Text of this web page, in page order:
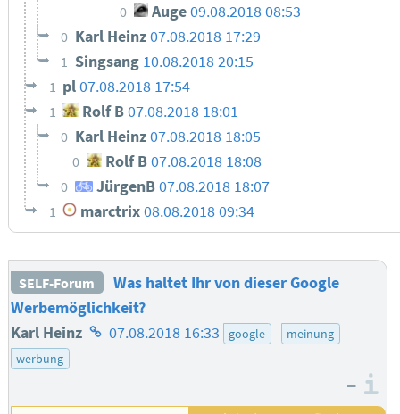
0 Auge 09.08.2018 08:53
0 Karl Heinz07.08.2018 17:29
1 Singsang 10.08.2018 20:15
1 pl07.08.2018 17:54
1 Rolf B07.08.2018 18:01
0 Karl Heinz07.08.2018 18:05
0 Rolf B 07.08.2018 18:08
0 JürgenB07.08.2018 18:07
1 marctrix08.08.2018 09:34
SELF-Forum
Was haltet Ihr von dieser Google
Werbemöglichkeit?
Karl Heinz Homepage
07.08.2018 16:33 google
meinung
werbung
–